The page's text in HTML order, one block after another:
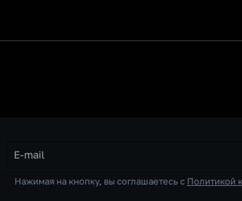
Нажимая на кнопку, вы соглашаетесь с Политикой